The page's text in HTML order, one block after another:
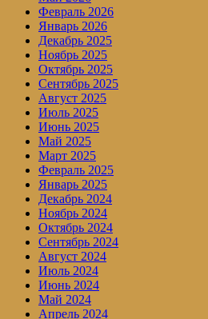
Февраль 2026
Январь 2026
Декабрь 2025
Ноябрь 2025
Октябрь 2025
Сентябрь 2025
Август 2025
Июль 2025
Июнь 2025
Май 2025
Март 2025
Февраль 2025
Январь 2025
Декабрь 2024
Ноябрь 2024
Октябрь 2024
Сентябрь 2024
Август 2024
Июль 2024
Июнь 2024
Май 2024
Апрель 2024